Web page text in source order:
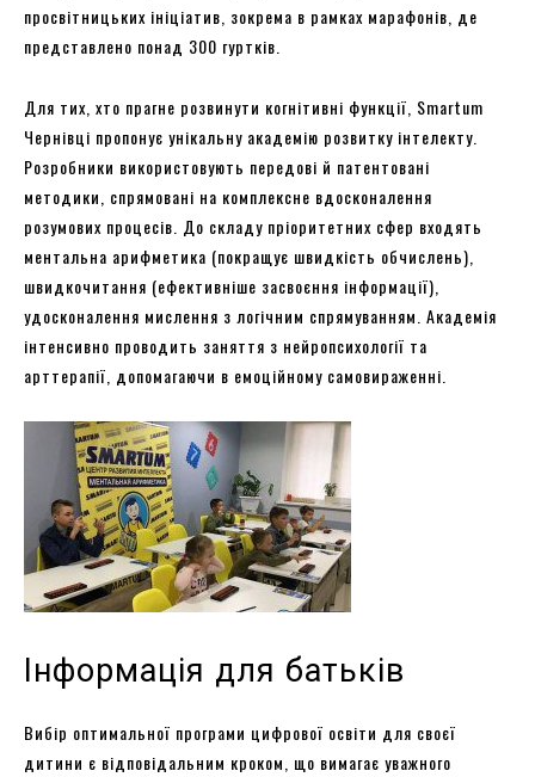
просвітницьких ініціатив, зокрема в рамках марафонів, де
представлено понад 300 гуртків.
Для тих, хто прагне розвинути когнітивні функції, Smartum
Чернівці пропонує унікальну академію розвитку інтелекту.
Розробники використовують передові й патентовані
методики, спрямовані на комплексне вдосконалення
розумових процесів. До складу пріоритетних сфер входять
ментальна арифметика (покращує швидкість обчислень),
швидкочитання (ефективніше засвоєння інформації),
удосконалення мислення з логічним спрямуванням. Академія
інтенсивно проводить заняття з нейропсихології та
арттерапії, допомагаючи в емоційному самовираженні.
Інформація для батьків
Вибір оптимальної програми цифрової освіти для своєї
дитини є відповідальним кроком, що вимагає уважного